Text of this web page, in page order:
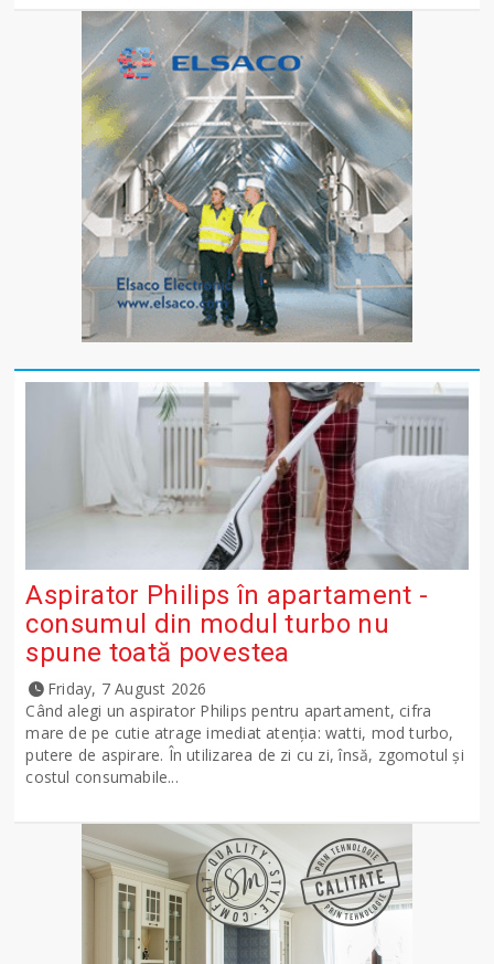
Aspirator Philips în apartament -
consumul din modul turbo nu
spune toată povestea
Friday, 7 August 2026
Când alegi un aspirator Philips pentru apartament, cifra
mare de pe cutie atrage imediat atenția: watti, mod turbo,
putere de aspirare. În utilizarea de zi cu zi, însă, zgomotul și
costul consumabile...